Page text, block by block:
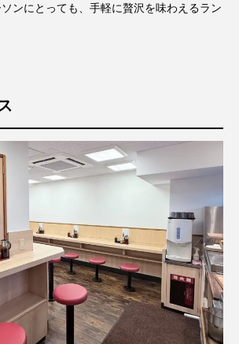
ンにとっても、手軽に贅沢を味わえるラン